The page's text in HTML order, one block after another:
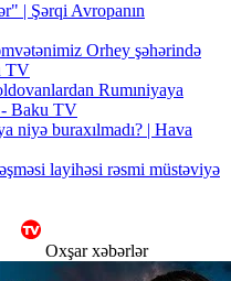
| Şərqi Avropanın
Orhey şəhərində
TV
Rumıniyaya
- Baku TV
niyə buraxılmadı? | Hava
layihəsi rəsmi müstəviyə
Oxşar xəbərlər